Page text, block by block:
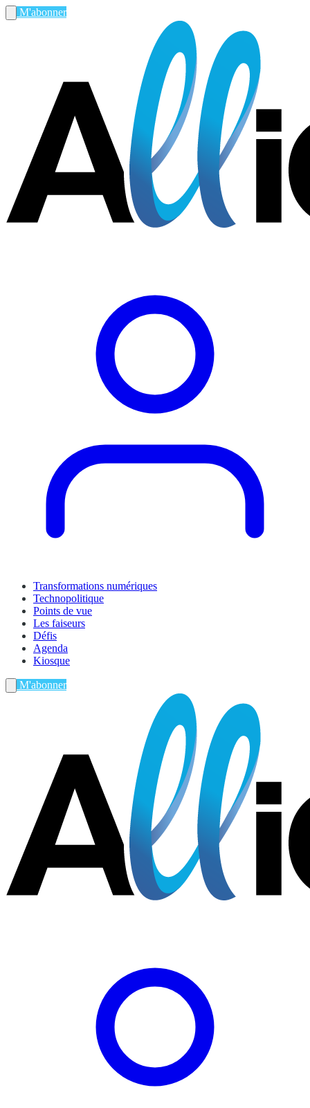
M'abonner
Transformations numériques
Technopolitique
Points de vue
Les faiseurs
Défis
Agenda
Kiosque
M'abonner